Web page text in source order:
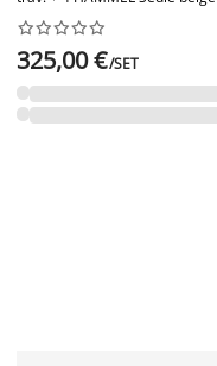






325,00 €/SET